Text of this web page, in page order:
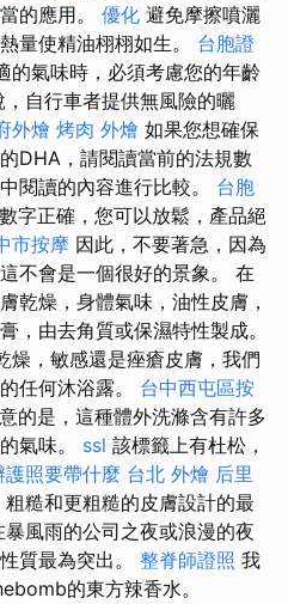
的應用。 優化 避免摩擦噴灑
量使精油栩栩如生。 台胞證
的氣味時，必須考慮您的年齡
自行車者提供無風險的曬
外燴 烤肉 外燴 如果您想確保
DHA，請閱讀當前的法規數
閱讀的內容進行比較。 台胞
字正確，您可以放鬆，產品絕
市按摩 因此，不要著急，因為
不會是一個很好的景象。 在
乾燥，身體氣味，油性皮膚，
，由去角質或保濕特性製成。
燥，敏感還是痤瘡皮膚，我們
任何沐浴露。 台中西屯區按
的是，這種體外洗滌含有許多
氣味。 ssl 該標籤上有杜松，
護照要帶什麼 台北 外燴 后里
糙和更粗糙的皮膚設計的最
風雨的公司之夜或浪漫的夜
質最為突出。 整脊師證照 我
的東方辣香水。